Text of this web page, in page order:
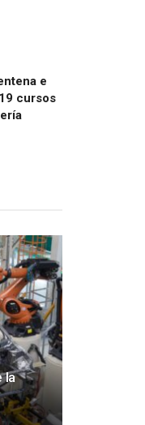
e
cursos
la